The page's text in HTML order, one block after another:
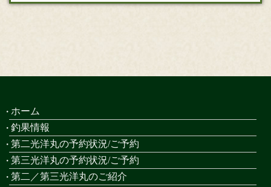
ホーム
釣果情報
第二光洋丸の予約状況/ご予約
第三光洋丸の予約状況/ご予約
第二／第三光洋丸のご紹介